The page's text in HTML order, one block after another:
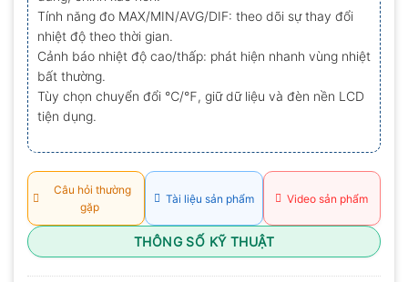
Tính năng đo MAX/MIN/AVG/DIF: theo dõi sự thay đổi
nhiệt độ theo thời gian.
Cảnh báo nhiệt độ cao/thấp: phát hiện nhanh vùng nhiệt
bất thường.
Tùy chọn chuyển đổi ℃/℉, giữ dữ liệu và đèn nền LCD
tiện dụng.
Câu hỏi thường
gặp
Tài liệu sản phẩm Video sản phẩm
THÔNG SỐ KỸ THUẬT